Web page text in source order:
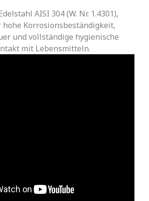
AISI 304 (W. Nr. 1.4301),
Korrosionsbeständigkeit,
und vollständige hygienische
mit Lebensmitteln.